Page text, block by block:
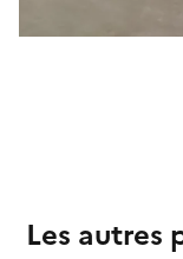
Les autres